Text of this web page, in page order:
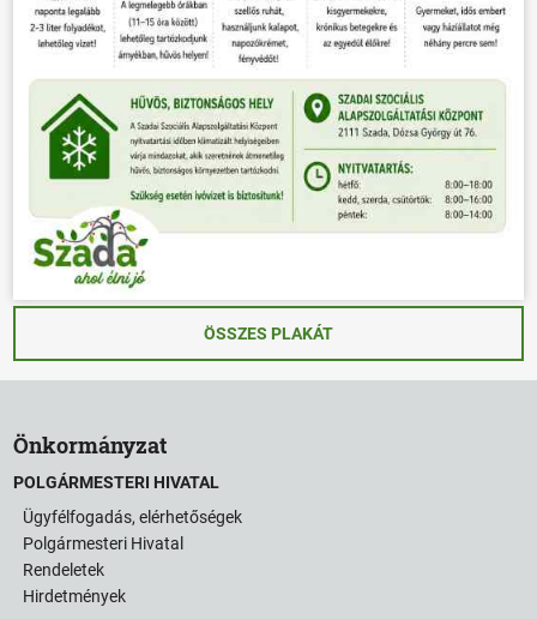
ÖSSZES PLAKÁT
Önkormányzat
POLGÁRMESTERI HIVATAL
Ügyfélfogadás, elérhetőségek
Polgármesteri Hivatal
Rendeletek
Hirdetmények